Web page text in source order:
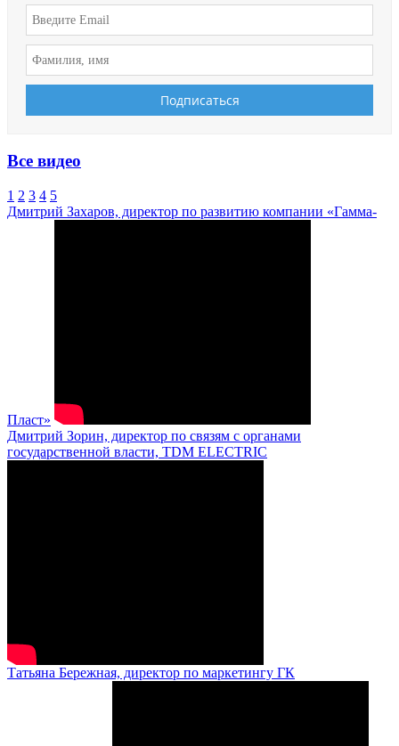
Все видео
1 2 3 4 5
Дмитрий Захаров, директор по развитию компании «Гамма-
Пласт»
Дмитрий Зорин, директор по связям с органами
государственной власти, TDM ELECTRIC
Татьяна Бережная, директор по маркетингу ГК